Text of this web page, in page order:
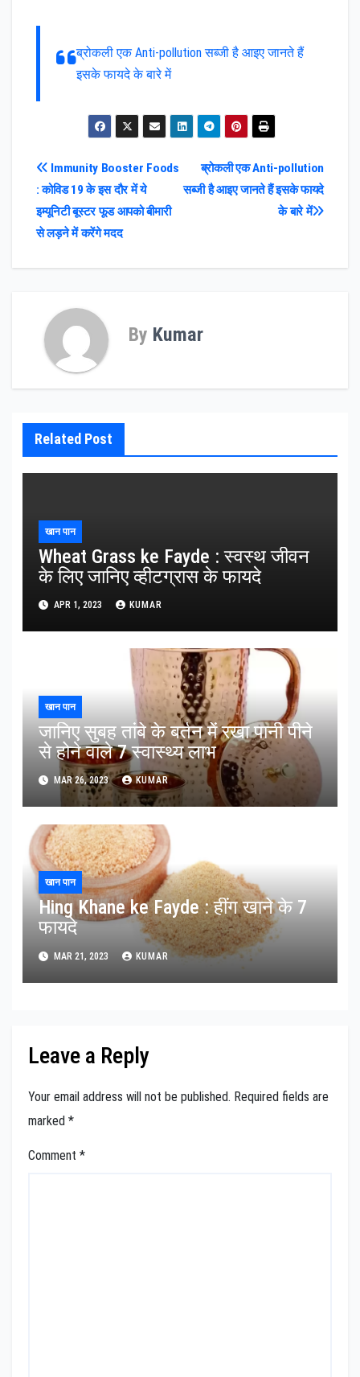
ब्रोकली एक Anti-pollution सब्जी है आइए जानते हैं
इसके फायदे के बारे में
Post
navigation
ब्रोकली एक Anti-pollution
सब्जी है आइए जानते हैं इसके फायदे
के बारे में
Immunity Booster Foods
: कोविड 19 के इस दौर में ये
इम्यूनिटी बूस्टर फूड आपको बीमारी
से लड़ने में करेंगे मदद
By Kumar
Related Post
खान पान
Wheat Grass ke Fayde : स्वस्थ जीवन
के लिए जानिए व्हीटग्रास के फायदे
APR 1, 2023 KUMAR
खान पान
जानिए सुबह तांबे के बर्तन में रखा पानी पीने
से होने वाले 7 स्वास्थ्य लाभ
MAR 26, 2023 KUMAR
खान पान
Hing Khane ke Fayde : हींग खाने के 7
फायदे
MAR 21, 2023 KUMAR
Leave a Reply
Your email address will not be published. Required fields are
marked *
Comment *